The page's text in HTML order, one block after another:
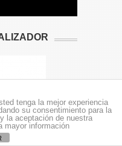
tenga la mejor experiencia
su consentimiento para la
la aceptación de nuestra
mayor información